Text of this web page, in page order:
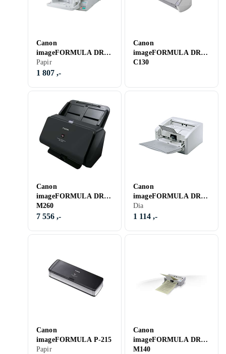
Canon
imageFORMULA DR-
X10C
Papir
1 807 ,-
Canon
imageFORMULA DR-
C130
Canon
imageFORMULA DR-
M260
7 556 ,-
Canon
imageFORMULA DR-
4010C
Dia
1 114 ,-
Canon
imageFORMULA P-215
Papir
Canon
imageFORMULA DR-
M140